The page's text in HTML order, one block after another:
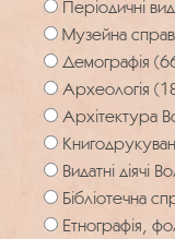
Періодичні
Музейна
Демографія
Археологія
Архітектура
Видатні діячі
Бібліотечна
Етнографія,